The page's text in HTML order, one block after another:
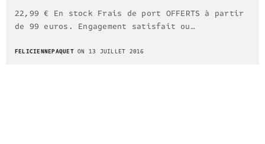
22,99 € En stock Frais de port OFFERTS à partir
de 99 euros. Engagement satisfait ou…
FELICIENNEPAQUETON 13 JUILLET 2016